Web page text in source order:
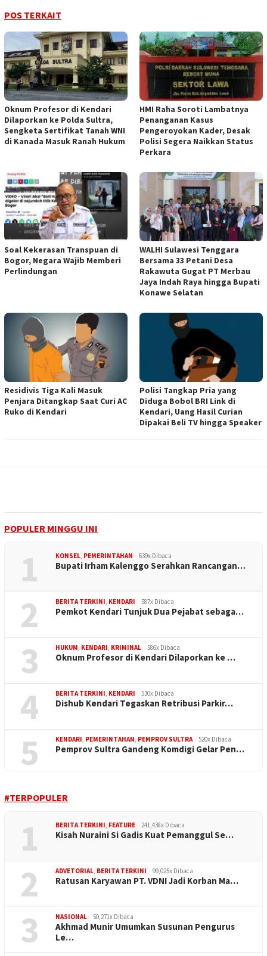
POS TERKAIT
Oknum Profesor di Kendari
Dilaporkan ke Polda Sultra,
Sengketa Sertifikat Tanah WNI
di Kanada Masuk Ranah Hukum
HMI Raha Soroti Lambatnya
Penanganan Kasus
Pengeroyokan Kader, Desak
Polisi Segera Naikkan Status
Perkara
‎Soal Kekerasan Transpuan di
Bogor, Negara Wajib Memberi
Perlindungan
WALHI Sulawesi Tenggara
Bersama 33 Petani Desa
Rakawuta Gugat PT Merbau
Jaya Indah Raya hingga Bupati
Konawe Selatan
Residivis Tiga Kali Masuk
Penjara Ditangkap Saat Curi AC
Ruko di Kendari
Polisi Tangkap Pria yang
Diduga Bobol BRI Link di
Kendari, Uang Hasil Curian
Dipakai Beli TV hingga Speaker
POPULER MINGGU INI
1 KONSEL, PEMERINTAHAN 639x Dibaca
Bupati Irham Kalenggo Serahkan Rancangan…
2 BERITA TERKINI, KENDARI 587x Dibaca
Pemkot Kendari Tunjuk Dua Pejabat sebaga…
3 HUKUM, KENDARI, KRIMINAL 586x Dibaca
Oknum Profesor di Kendari Dilaporkan ke …
4 BERITA TERKINI, KENDARI 530x Dibaca
Dishub Kendari Tegaskan Retribusi Parkir…
5 KENDARI, PEMERINTAHAN, PEMPROV SULTRA 520x Dibaca
Pemprov Sultra Gandeng Komdigi Gelar Pen…
#TERPOPULER
1 BERITA TERKINI, FEATURE 241,438x Dibaca
Kisah Nuraini Si Gadis Kuat Pemanggul Se…
2 ADVETORIAL, BERITA TERKINI 99,025x Dibaca
Ratusan Karyawan PT. VDNI Jadi Korban Ma…
3 NASIONAL 50,271x Dibaca
Akhmad Munir Umumkan Susunan Pengurus
Le…